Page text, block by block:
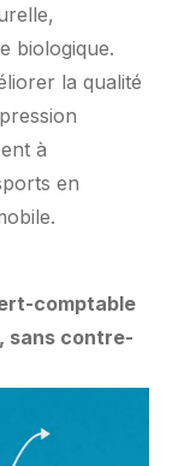
biologique.
la qualité
à
en
comptable
sans contre-